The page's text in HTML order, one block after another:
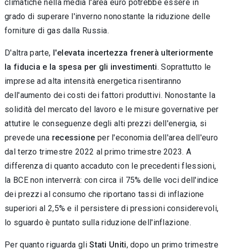
climatiche nella media l'area euro potrebbe essere in
grado di superare l'inverno nonostante la riduzione delle
forniture di gas dalla Russia.
D'altra parte, l'elevata incertezza frenerà ulteriormente
la fiducia e la spesa per gli investimenti. Soprattutto le
imprese ad alta intensità energetica risentiranno
dell'aumento dei costi dei fattori produttivi. Nonostante la
solidità del mercato del lavoro e le misure governative per
attutire le conseguenze degli alti prezzi dell'energia, si
prevede una recessione per l'economia dell'area dell'euro
dal terzo trimestre 2022 al primo trimestre 2023. A
differenza di quanto accaduto con le precedenti flessioni,
la BCE non interverrà: con circa il 75% delle voci dell'indice
dei prezzi al consumo che riportano tassi di inflazione
superiori al 2,5% e il persistere di pressioni considerevoli,
lo sguardo è puntato sulla riduzione dell'inflazione.
Per quanto riguarda gliStati Uniti, dopo un primo trimestre